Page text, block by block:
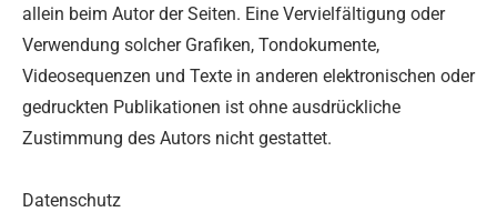
allein beim Autor der Seiten. Eine Vervielfältigung oder
Verwendung solcher Grafiken, Tondokumente,
Videosequenzen und Texte in anderen elektronischen oder
gedruckten Publikationen ist ohne ausdrückliche
Zustimmung des Autors nicht gestattet.
Datenschutz